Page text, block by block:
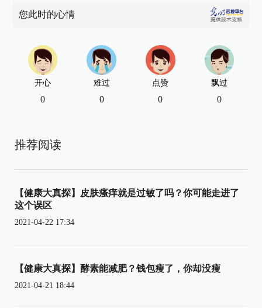
您此时的心情
开心
0
难过
0
点赞
0
飘过
0
推荐阅读
【健康大真探】皮肤瘙痒就是过敏了吗？你可能走进了
这个误区
2021-04-22 17:34
【健康大真探】酵素能减肥？钱包瘦了，你却没瘦
2021-04-21 18:44